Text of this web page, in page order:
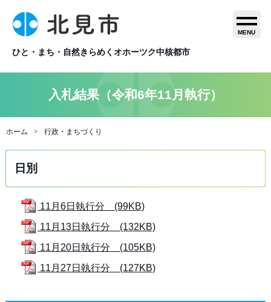
ひと・まち・自然きらめくオホーツク中核都市
MENU
入札結果（令和6年11月執行）
ホーム 行政・まちづくり
日別
11月6日執行分 (99KB)
11月13日執行分 (132KB)
11月20日執行分 (105KB)
11月27日執行分 (127KB)